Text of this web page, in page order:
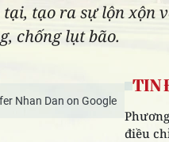
tạo ra sự lộn xộn
chống lụt bão.
Nhan Dan on Google
TIN
điều